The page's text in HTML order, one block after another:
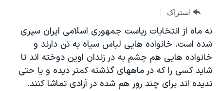
اصلی
جهش
به
جستجو
جهان
گزیده‌ها
ویژه برنامه‌ها
ویدیوها
صفحه‌های ویژه
عملیات خشم حماسی
۲۵۰سالگی آمریکا
بایگانی برنامه‌های تلویزیونی
فرکانس‌های صدای آمریکا
پخش رادیویی
یادگیری زبان انگلیسی
اشتراک
نه ماه از انتخابات ریاست جمهوری اسلامی ایران سپری
شده است. خانواده هایی لباس سیاه به تن دارند و
خانواده هایی هم چشم به در زندان اوین دوخته اند تا
شاید کسی را که در ماههای گذشته کمتر دیده و یا حتی
ندیده اند برای چند روز هم شده در آزادی تماشا کنند.